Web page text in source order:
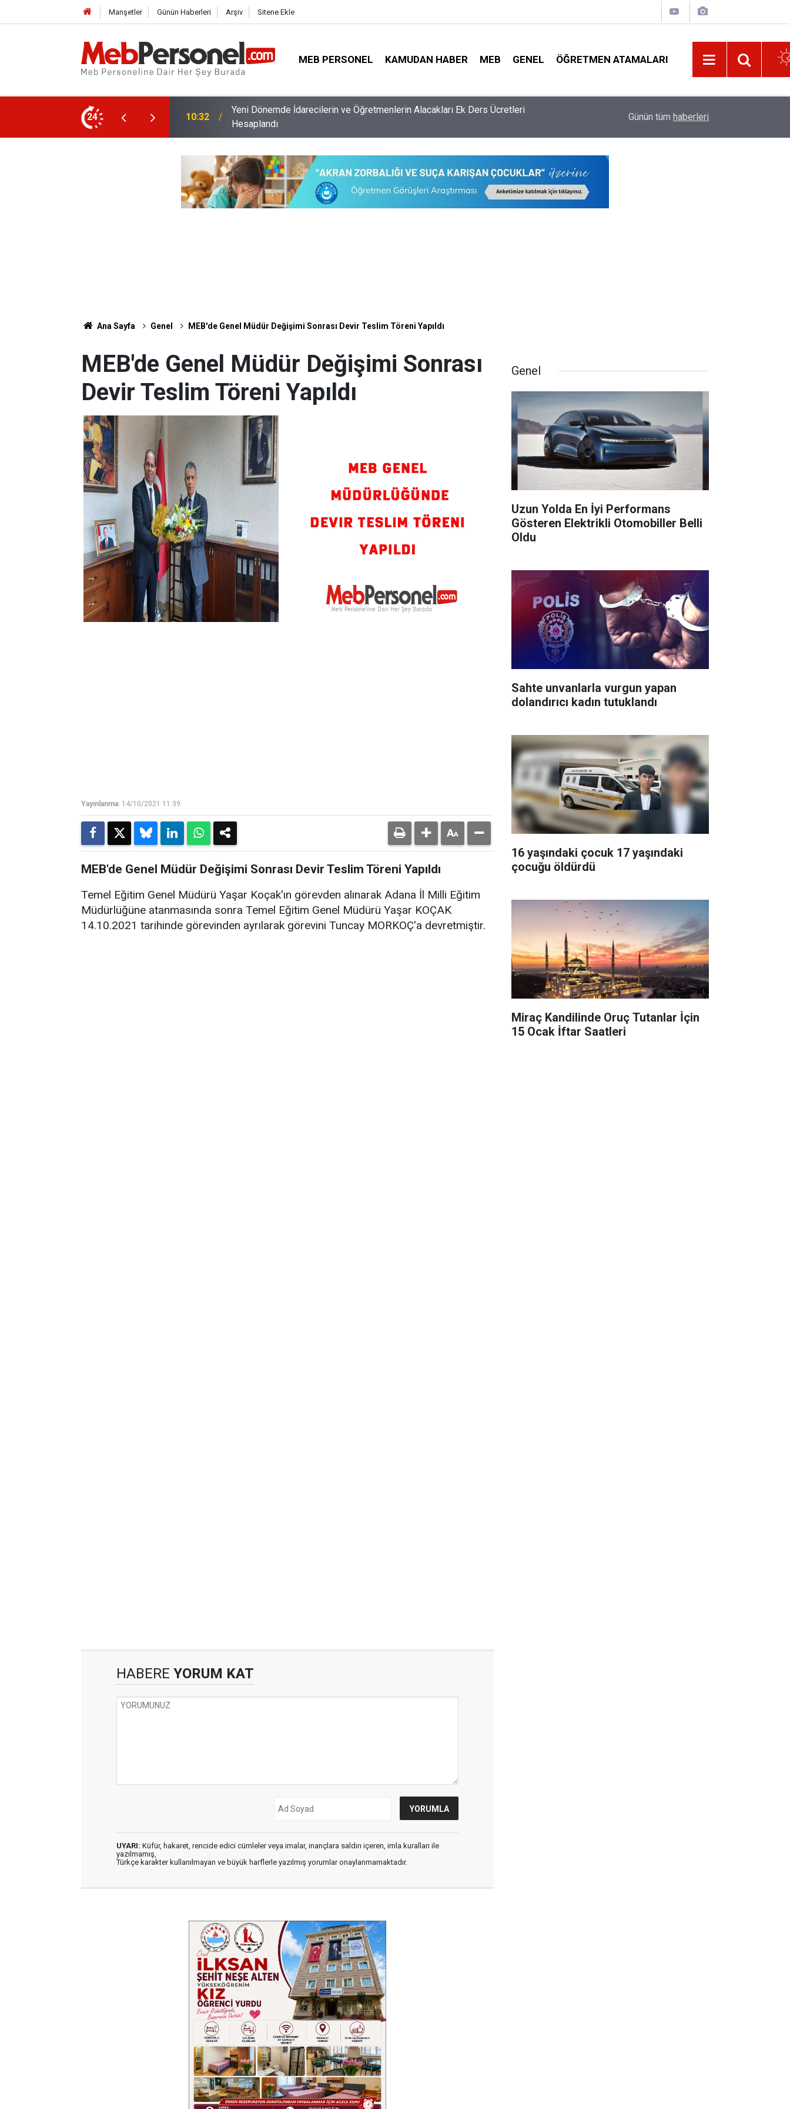
Manşetler Günün Haberleri Arşiv Sitene Ekle
MEB PERSONEL KAMUDAN HABER MEB GENEL ÖĞRETMEN ATAMALARI
24
Alacakları Ek Ders Ücretleri
10:02 Bakan Yusuf Tekin Açıkladı: Müfredat Neden Değişti, Öğrencileri Ne Bekliyor? Yeni Okula Başlayan Öğrencilerin Sınıfları Bu
Günün tüm haberleri
Ana Sayfa Genel MEB'de Genel Müdür Değişimi Sonrası Devir Teslim Töreni Yapıldı
MEB'de Genel Müdür Değişimi Sonrası
Devir Teslim Töreni Yapıldı
Yayınlanma: 14/10/2021 11:39
MEB'de Genel Müdür Değişimi Sonrası Devir Teslim Töreni Yapıldı
Temel Eğitim Genel Müdürü Yaşar Koçak'ın görevden alınarak Adana İl Milli Eğitim
Müdürlüğüne atanmasında sonra Temel Eğitim Genel Müdürü Yaşar KOÇAK
14.10.2021 tarihinde görevinden ayrılarak görevini Tuncay MORKOÇ'a devretmiştir.
HABERE YORUM KAT
UYARI: Küfür, hakaret, rencide edici cümleler veya imalar, inançlara saldırı içeren, imla kuralları ile
yazılmamış,
Türkçe karakter kullanılmayan ve büyük harflerle yazılmış yorumlar onaylanmamaktadır.
Genel
Uzun Yolda En İyi Performans
Gösteren Elektrikli Otomobiller Belli
Oldu
Sahte unvanlarla vurgun yapan
dolandırıcı kadın tutuklandı
16 yaşındaki çocuk 17 yaşındaki
çocuğu öldürdü
Miraç Kandilinde Oruç Tutanlar İçin
15 Ocak İftar Saatleri